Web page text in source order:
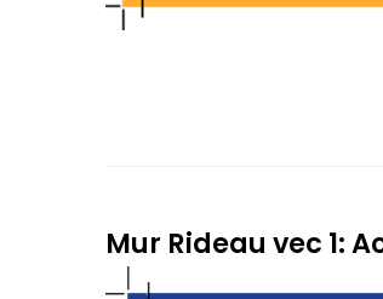
Mur Rideau vec 1: